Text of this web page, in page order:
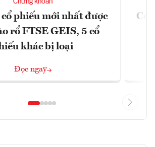
Chứng khoán
phiếu mới nhất được
rổ FTSE GEIS, 5 cổ
khác bị loại
Đọc ngay
Có